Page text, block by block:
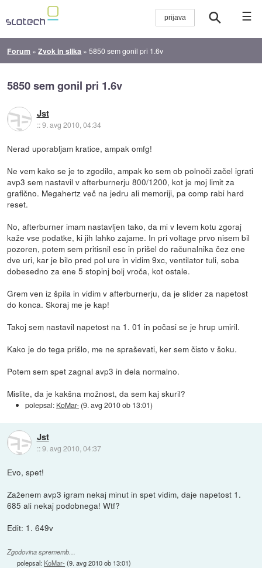
☰
Forum »Zvok in slika »5850 sem gonil pri 1.6v
5850 sem gonil pri 1.6v
Jst
::9. avg 2010, 04:34
Nerad uporabljam kratice, ampak omfg!
Ne vem kako se je to zgodilo, ampak ko sem ob polnoči začel igrati
avp3 sem nastavil v afterburnerju 800/1200, kot je moj limit za
grafično. Megahertz več na jedru ali memoriji, pa comp rabi hard
reset.
No, afterburner imam nastavljen tako, da mi v levem kotu zgoraj
kaže vse podatke, ki jih lahko zajame. In pri voltage prvo nisem bil
pozoren, potem sem pritisnil esc in prišel do računalnika čez ene
dve uri, kar je bilo pred pol ure in vidim 9xc, ventilator tuli, soba
dobesedno za ene 5 stopinj bolj vroča, kot ostale.
Grem ven iz špila in vidim v afterburnerju, da je slider za napetost
do konca. Skoraj me je kap!
Takoj sem nastavil napetost na 1. 01 in počasi se je hrup umiril.
Kako je do tega prišlo, me ne spraševati, ker sem čisto v šoku.
Potem sem spet zagnal avp3 in dela normalno.
Mislite, da je kakšna možnost, da sem kaj skuril?
polepsal: KoMar- (9. avg 2010 ob 13:01)
Jst
::9. avg 2010, 04:37
Evo, spet!
Zaženem avp3 igram nekaj minut in spet vidim, daje napetost 1.
685 ali nekaj podobnega! Wtf?
Edit: 1. 649v
Zgodovina sprememb…
polepsal: KoMar- (9. avg 2010 ob 13:01)